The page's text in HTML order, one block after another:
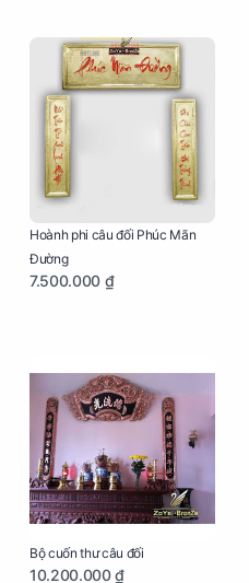
Hoành phi câu đối Phúc Mãn
Đường
7.500.000 ₫
Bộ cuốn thư câu đối
10.200.000 ₫